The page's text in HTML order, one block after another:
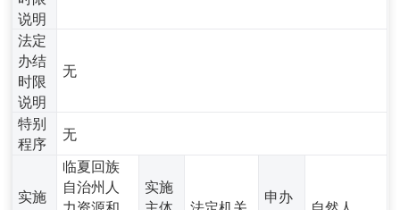
说明
法定
办结
时限
说明
无
特别
程序
无
实施
临夏回族
自治州人
实施
申办